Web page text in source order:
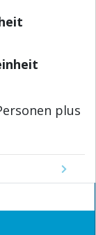
plus
Next